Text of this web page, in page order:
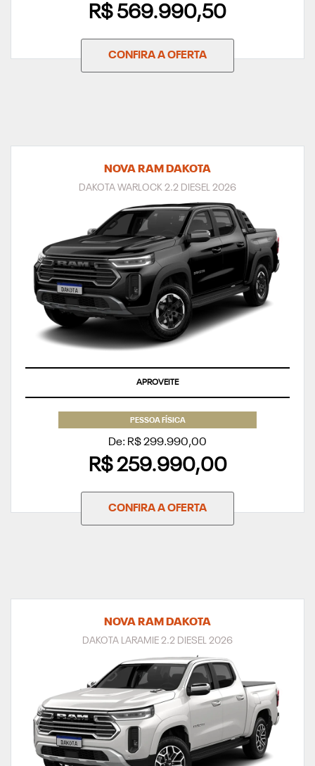
R$ 569.990,50
CONFIRA A OFERTA
NOVA RAM DAKOTA
DAKOTA WARLOCK 2.2 DIESEL 2026
APROVEITE
PESSOA FÍSICA
De: R$ 299.990,00
R$ 259.990,00
CONFIRA A OFERTA
NOVA RAM DAKOTA
DAKOTA LARAMIE 2.2 DIESEL 2026